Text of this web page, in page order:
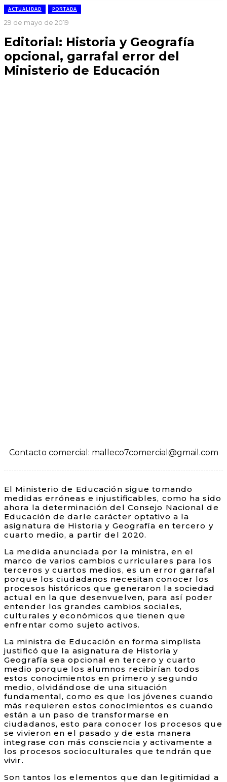
ACTUALIDAD PORTADA
29 de mayo de 2019
Editorial: Historia y Geografía
opcional, garrafal error del
Ministerio de Educación
Contacto comercial: malleco7comercial@gmail.com
El Ministerio de Educación sigue tomando
medidas erróneas e injustificables, como ha sido
ahora la determinación del Consejo Nacional de
Educación de darle carácter optativo a la
asignatura de Historia y Geografía en tercero y
cuarto medio, a partir del 2020.
La medida anunciada por la ministra, en el
marco de varios cambios curriculares para los
terceros y cuartos medios, es un error garrafal
porque los ciudadanos necesitan conocer los
procesos históricos que generaron la sociedad
actual en la que desenvuelven, para así poder
entender los grandes cambios sociales,
culturales y económicos que tienen que
enfrentar como sujeto activos.
La ministra de Educación en forma simplista
justificó que la asignatura de Historia y
Geografía sea opcional en tercero y cuarto
medio porque los alumnos recibirían todos
estos conocimientos en primero y segundo
medio, olvidándose de una situación
fundamental, como es que los jóvenes cuando
más requieren estos conocimientos es cuando
están a un paso de transformarse en
ciudadanos, esto para conocer los procesos que
se vivieron en el pasado y de esta manera
integrase con más consciencia y activamente a
los procesos socioculturales que tendrán que
vivir.
Son tantos los elementos que dan legitimidad a